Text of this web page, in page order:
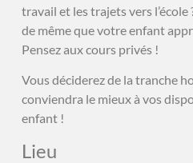
travail et les trajets vers
de même que votre enfant
Pensez aux cours privés !
Vous déciderez de la tranche
conviendra le mieux à vos
enfant !
Lieu